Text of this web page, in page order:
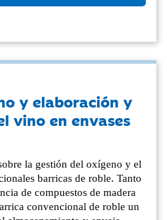
y elaboración y
vino en envases
la gestión del oxígeno y el
barricas de roble. Tanto
de compuestos de madera
convencional de roble un